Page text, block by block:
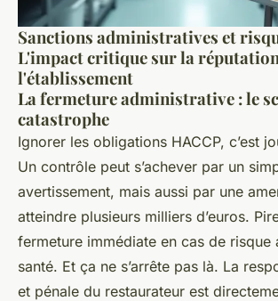
Sanctions administratives et
L'impact critique sur la
l'établissement
La fermeture administrative : le
catastrophe
Ignorer les obligations HACCP, c’est
Un contrôle peut s’achever par un
avertissement, mais aussi par une
atteindre plusieurs milliers d’euros.
fermeture immédiate en cas de risque
santé. Et ça ne s’arrête pas là. La
et pénale du restaurateur est